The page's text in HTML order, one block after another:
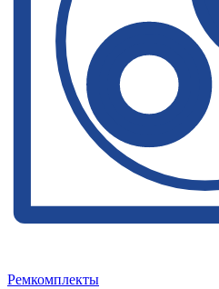
Ремкомплекты